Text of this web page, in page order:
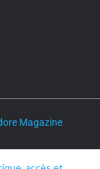
Magazine